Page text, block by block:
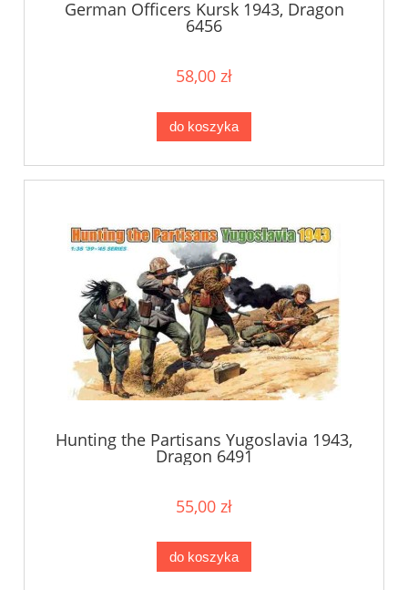
German Officers Kursk 1943, Dragon
6456
58,00 zł
do koszyka
Hunting the Partisans Yugoslavia 1943,
Dragon 6491
55,00 zł
do koszyka